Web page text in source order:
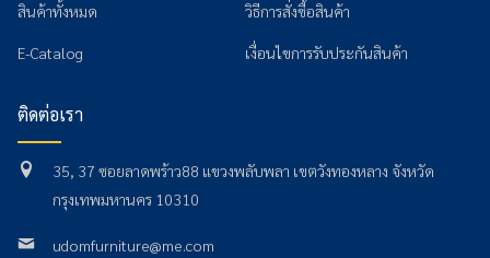
สินค้าทั้งหมด
E-Catalog
วิธีการสั่งซื้อสินค้า
เงื่อนไขการรับประกันสินค้า
ติดต่อเรา
35, 37 ซอยลาดพร้าว88 แขวงพลับพลา เขตวังทองหลาง จังหวัด
กรุงเทพมหานคร 10310
udomfurniture@me.com